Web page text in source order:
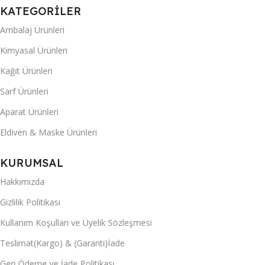
KATEGORİLER
Ambalaj Ürünleri
Kimyasal Ürünleri
Kağıt Ürünleri
Sarf Ürünleri
Aparat Ürünleri
Eldiven & Maske Ürünleri
KURUMSAL
Hakkımızda
Gizlilik Politikası
Kullanım Koşulları ve Üyelik Sözleşmesi
Teslimat(Kargo) & (Garanti)İade